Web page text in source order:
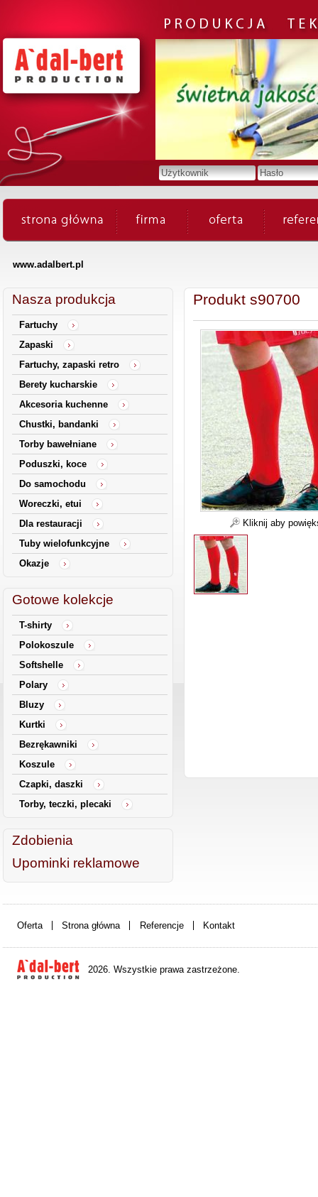
www.adalbert.pl
Nasza produkcja
Fartuchy
Zapaski
Fartuchy, zapaski retro
Berety kucharskie
Akcesoria kuchenne
Chustki, bandanki
Torby bawełniane
Poduszki, koce
Do samochodu
Woreczki, etui
Dla restauracji
Tuby wielofunkcyjne
Okazje
Gotowe kolekcje
T-shirty
Polokoszule
Softshelle
Polary
Bluzy
Kurtki
Bezrękawniki
Koszule
Czapki, daszki
Torby, teczki, plecaki
Zdobienia
Upominki reklamowe
Produkt s90700
Kliknij aby
Oferta Strona główna Referencje Kontakt
2026. Wszystkie prawa zastrzeżone.